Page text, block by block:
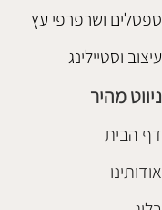
ספסלים ושרפרפי עץ
עיצוב וסטיילינג
ניווט מהיר
דף הבית
אודותינו